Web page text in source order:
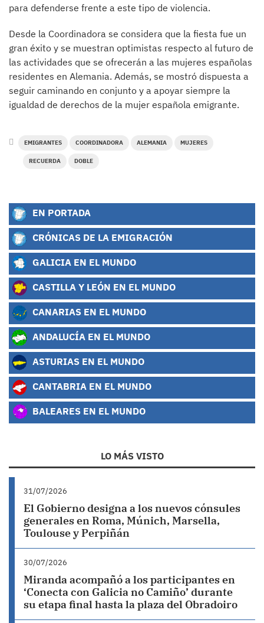
para defenderse frente a este tipo de violencia.
Desde la Coordinadora se considera que la fiesta fue un
gran éxito y se muestran optimistas respecto al futuro de
las actividades que se ofrecerán a las mujeres españolas
residentes en Alemania. Además, se mostró dispuesta a
seguir caminando en conjunto y a apoyar siempre la
igualdad de derechos de la mujer española emigrante.
EMIGRANTES COORDINADORA ALEMANIA MUJERES
RECUERDA DOBLE
EN PORTADA
CRÓNICAS DE LA EMIGRACIÓN
GALICIA EN EL MUNDO
CASTILLA Y LEÓN EN EL MUNDO
CANARIAS EN EL MUNDO
ANDALUCÍA EN EL MUNDO
ASTURIAS EN EL MUNDO
CANTABRIA EN EL MUNDO
BALEARES EN EL MUNDO
LO MÁS VISTO
31/07/2026
El Gobierno designa a los nuevos cónsules
generales en Roma, Múnich, Marsella,
Toulouse y Perpiñán
30/07/2026
Miranda acompañó a los participantes en
‘Conecta con Galicia no Camiño’ durante
su etapa final hasta la plaza del Obradoiro